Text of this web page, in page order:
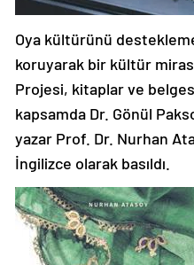
Oya kültürünü
koruyarak bir kültür
Projesi, kitaplar ve
kapsamda Dr. Gönül
yazar Prof. Dr. Nurhan
İngilizce olarak basıldı.